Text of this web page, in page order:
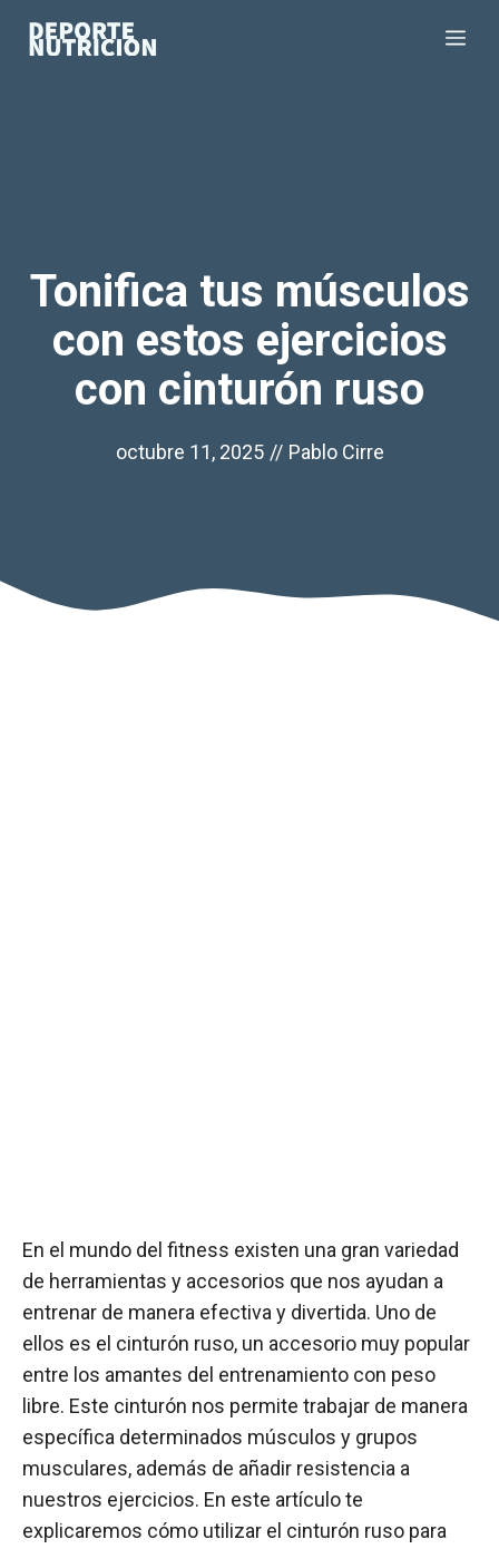
Tonifica tus músculos
con estos ejercicios
con cinturón ruso
octubre 11, 2025 // Pablo Cirre
En el mundo del fitness existen una gran variedad
de herramientas y accesorios que nos ayudan a
entrenar de manera efectiva y divertida. Uno de
ellos es el cinturón ruso, un accesorio muy popular
entre los amantes del entrenamiento con peso
libre. Este cinturón nos permite trabajar de manera
específica determinados músculos y grupos
musculares, además de añadir resistencia a
nuestros ejercicios. En este artículo te
explicaremos cómo utilizar el cinturón ruso para